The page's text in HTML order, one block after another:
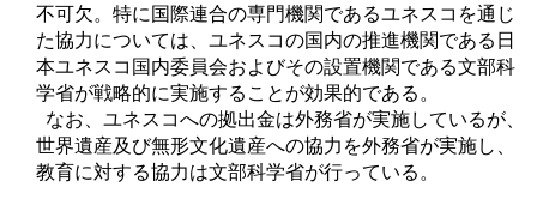
不可欠。特に国際連合の専門機関であるユネスコを通じ
た協力については、ユネスコの国内の推進機関である日
本ユネスコ国内委員会およびその設置機関である文部科
学省が戦略的に実施することが効果的である。
なお、ユネスコへの拠出金は外務省が実施しているが、
世界遺産及び無形文化遺産への協力を外務省が実施し、
教育に対する協力は文部科学省が行っている。